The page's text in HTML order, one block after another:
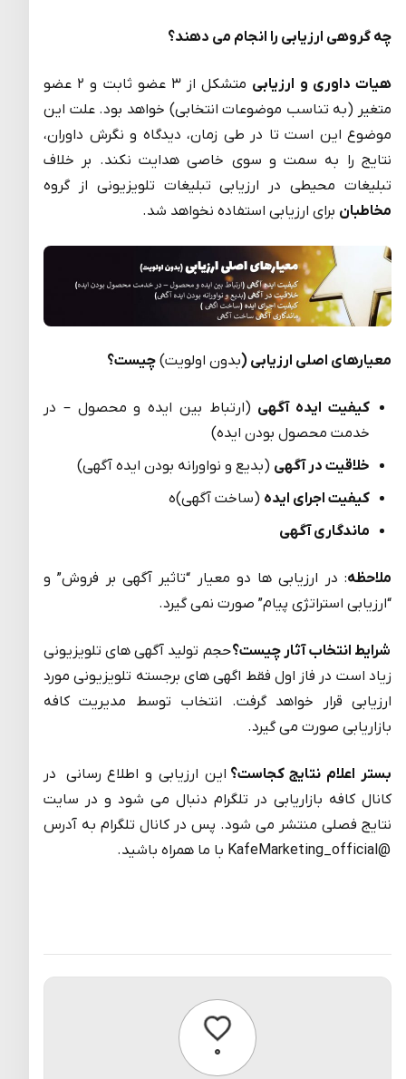
چه گروهی ارزیابی را انجام می دهند؟
هیات داوری و ارزیابی
متشکل از ۳ عضو ثابت و ۲ عضو
متغیر (به تناسب موضوعات انتخابی) خواهد بود. علت این
موضوع این است تا در طی زمان، دیدگاه و نگرش داوران،
نتایج را به سمت و سوی خاصی هدایت نکند. بر خلاف
تبلیغات محیطی در ارزیابی تبلیغات تلویزیونی از گروه
مخاطبان برای ارزیابی استفاده نخواهد شد.
معیارهای اصلی ارزیابی (بدون اولویت) چیست؟
کیفیت ایده آگهی (ارتباط بین ایده و محصول – در
خدمت محصول بودن ایده)
خلاقیت در آگهی (بدیع و نواورانه بودن ایده آگهی)
کیفیت اجرای ایده (ساخت آگهی)ہ
ماندگاری آگهی
ملاحظه: در ارزیابی ها دو معیار “تاثیر آگهی بر فروش” و
“ارزیابی استراتژی پیام” صورت نمی گیرد.
شرایط انتخاب آثار چیست؟حجم تولید آگهی های تلویزیونی
زیاد است در فاز اول فقط اگهی های برجسته تلویزیونی مورد
ارزیابی قرار خواهد گرفت. انتخاب توسط مدیریت کافه
بازاریابی صورت می گیرد.
بستر اعلام نتایج کجاست؟ این ارزیابی و اطلاع رسانی در
کانال کافه بازاریابی در تلگرام دنبال می شود و در سایت
نتایج فصلی منتشر می شود. پس در کانال تلگرام به آدرس
@KafeMarketing_official با ما همراه باشید.
۰پسندیدن